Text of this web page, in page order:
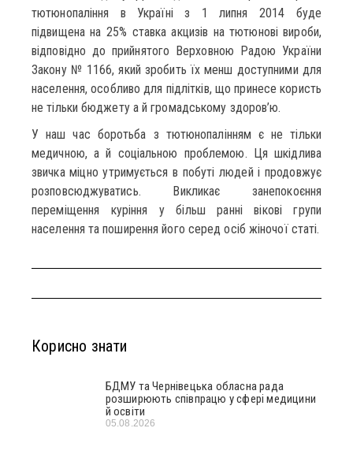
тютюнопаління в Україні з 1 липня 2014 буде
підвищена на 25% ставка акцизів на тютюнові вироби,
відповідно до прийнятого Верховною Радою України
Закону № 1166, який зробить їх менш доступними для
населення, особливо для підлітків, що принесе користь
не тільки бюджету а й громадському здоров’ю.
У наш час боротьба з тютюнопалінням є не тільки
медичною, а й соціальною проблемою. Ця шкідлива
звичка міцно утримується в побуті людей і продовжує
розповсюджуватись. Викликає занепокоєння
переміщення куріння у більш ранні вікові групи
населення та поширення його серед осіб жіночої статі.
Корисно знати
БДМУ та Чернівецька обласна рада
розширюють співпрацю у сфері медицини
й освіти
05.08.2026